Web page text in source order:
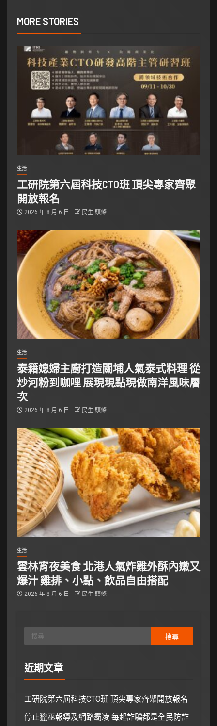
MORE STORIES
生活
工研院第六屆科技CTO班 頂尖專家齊聚
開放報名
2026 年 8 月 6 日 民生 頭條
生活
泰籍媳婦主廚打造關埔人氣泰式料理 從
炒河粉到咖哩 展現現點現做南洋風味層
次
2026 年 8 月 6 日 民生 頭條
生活
雲林宵夜美食 北港人氣炸雞外酥內嫩又
爆汁 雞排、小點、飲品自由搭配
2026 年 8 月 6 日 民生 頭條
近期文章
工研院第六屆科技CTO班 頂尖專家齊聚開放報名
停止獵巫報導及網路霸凌 每起詐騙都是全民防詐